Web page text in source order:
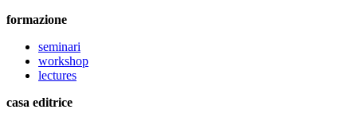
formazione
seminari
workshop
lectures
casa editrice